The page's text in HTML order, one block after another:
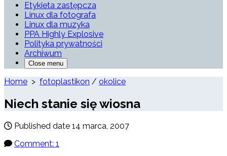
Etykieta zastępcza
Linux dla fotografa
Linux dla muzyka
PPA Highly Explosive
Polityka prywatności
Archiwum
Close menu
Home > fotoplastikon / okolice
Niech stanie się wiosna
Published date 14 marca, 2007
Comment: 1